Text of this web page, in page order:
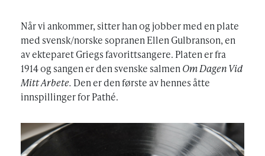
Når vi ankommer, sitter han og jobber med en plate
med svensk/norske sopranen Ellen Gulbranson, en
av ekteparet Griegs favorittsangere. Platen er fra
1914 og sangen er den svenske salmenOm Dagen Vid
Mitt Arbete. Den er den første av hennes åtte
innspillinger for Pathé.